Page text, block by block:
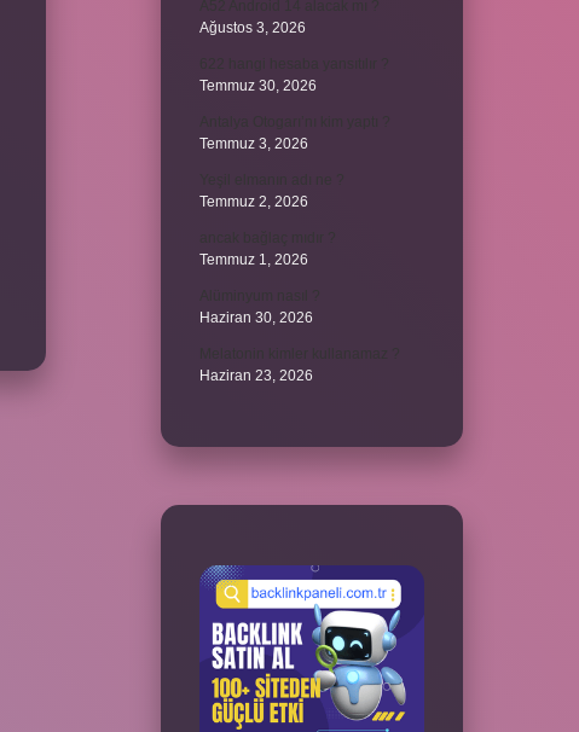
Ağustos 3, 2026
Temmuz 30, 2026
Temmuz 3, 2026
Temmuz 2, 2026
Temmuz 1, 2026
Haziran 30, 2026
Haziran 23, 2026